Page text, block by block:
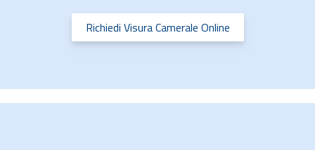
Richiedi Visura Camerale Online